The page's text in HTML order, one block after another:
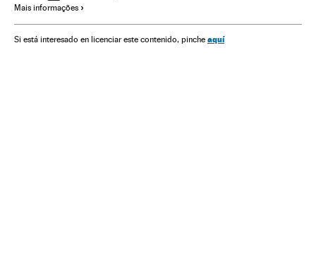
Violência gênero
Jair Bolsonaro
Mais informações
Si está interesado en licenciar este contenido, pinche aquí